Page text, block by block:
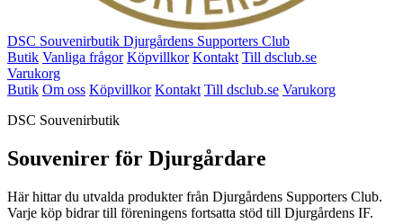
DSC Souvenirbutik Djurgårdens Supporters Club
Butik Vanliga frågor Köpvillkor Kontakt Till dsclub.se
Varukorg
Butik Om oss Köpvillkor Kontakt Till dsclub.se Varukorg
DSC Souvenirbutik
Souvenirer för Djurgårdare
Här hittar du utvalda produkter från Djurgårdens Supporters Club.
Varje köp bidrar till föreningens fortsatta stöd till Djurgårdens IF.